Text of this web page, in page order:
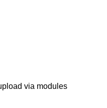
via modules